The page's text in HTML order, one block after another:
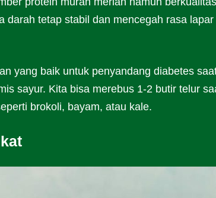
darah tetap stabil dan mencegah rasa
yang baik untuk penyandang diabetes
sayur. Kita bisa merebus 1-2 butir telur
brokoli, bayam, atau kale.